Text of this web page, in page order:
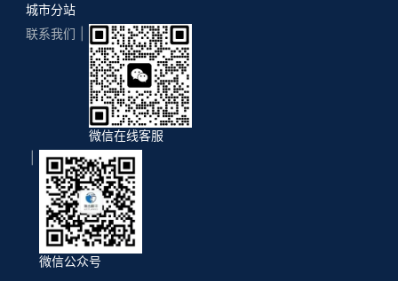
城市分站
联系我们
微信在线客服
微信公众号